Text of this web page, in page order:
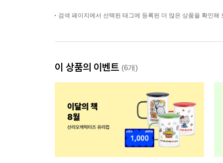
검색 페이지에서 선택된 태그에 등록된 더 많은 상품을 확인해
이 상품의 이벤트 (6개)